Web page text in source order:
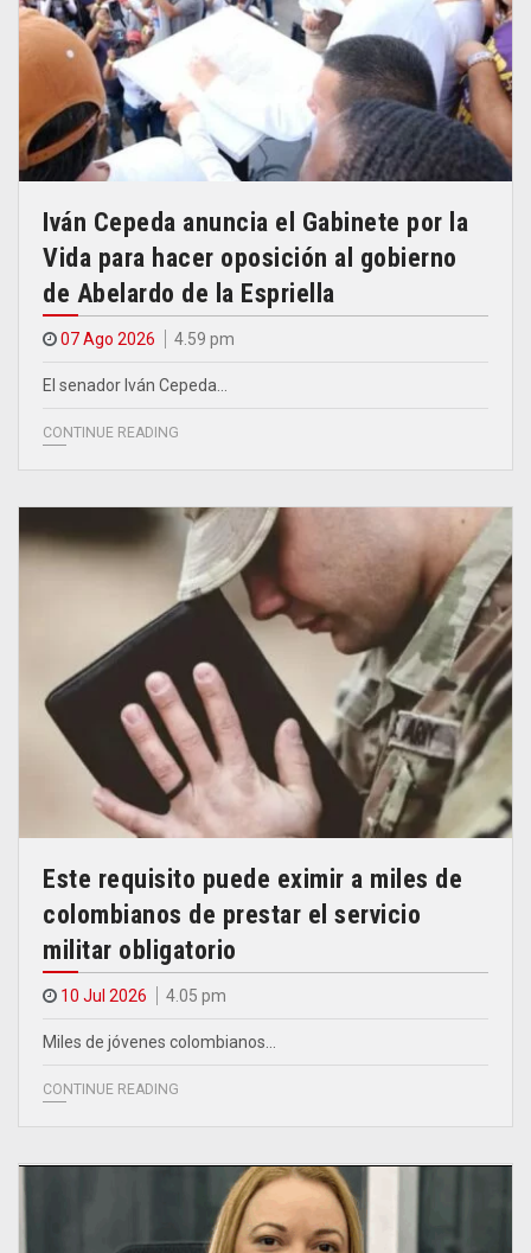
Iván Cepeda anuncia el Gabinete por la
Vida para hacer oposición al gobierno
de Abelardo de la Espriella
07 Ago 2026 4.59 pm
El senador Iván Cepeda…
CONTINUE READING
Este requisito puede eximir a miles de
colombianos de prestar el servicio
militar obligatorio
10 Jul 2026 4.05 pm
Miles de jóvenes colombianos…
CONTINUE READING